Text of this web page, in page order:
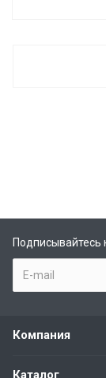
Подписывайтесь
Компания
Каталог